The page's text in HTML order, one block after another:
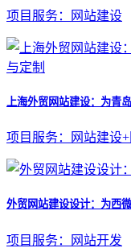
项目服务：网站建设
上海外贸网站建设：为青
项目服务：网站建设
外贸网站建设设计：为西
项目服务：网站开发